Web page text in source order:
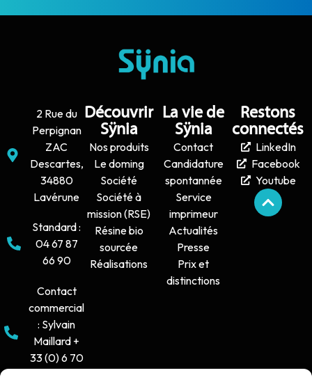
2 Rue du
Perpignan
ZAC
Descartes,
34880
Lavérune
Standard :
04 67 87
66 90
Contact
commercial
: Sylvain
Maillard +
33 (0) 6 70
Découvrir
Sÿnia
Nos produits
Le doming
Société
Société à
mission (RSE)
Résine bio
sourcée
Réalisations
La vie de
Sÿnia
Contact
Candidature
spontannée
Service
imprimeur
Actualités
Presse
Prix et
distinctions
Restons
connectés
LinkedIn
Facebook
Youtube